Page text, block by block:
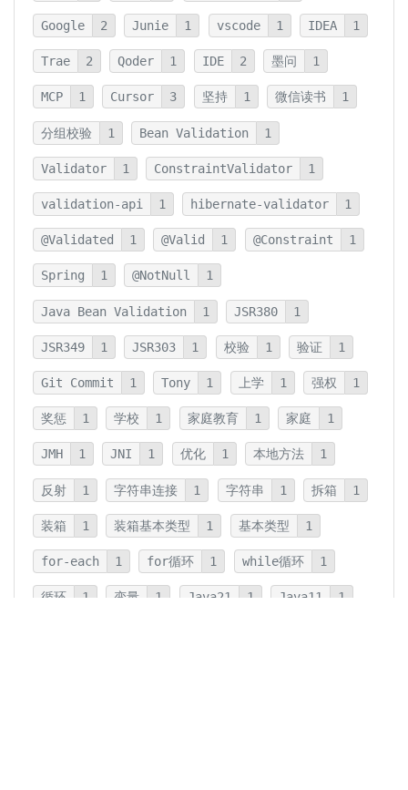
Google 2 Junie 1 vscode 1 IDEA 1
Trae 2 Qoder 1 IDE 2 墨问 1
MCP 1 Cursor 3 坚持 1 微信读书 1
分组校验 1 Bean Validation 1
Validator 1 ConstraintValidator 1
validation-api 1 hibernate-validator 1
@Validated 1 @Valid 1 @Constraint 1
Spring 1 @NotNull 1
Java Bean Validation 1 JSR380 1
JSR349 1 JSR303 1 校验 1 验证 1
Git Commit 1 Tony 1 上学 1 强权 1
奖惩 1 学校 1 家庭教育 1 家庭 1
JMH 1 JNI 1 优化 1 本地方法 1
反射 1 字符串连接 1 字符串 1 拆箱 1
装箱 1 装箱基本类型 1 基本类型 1
for-each 1 for循环 1 while循环 1
循环 1 变量 1 Java21 1 Java11 1